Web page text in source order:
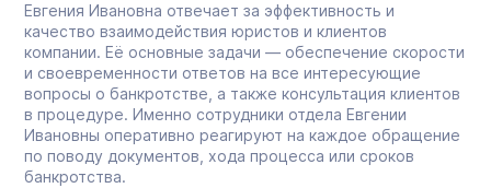
Евгения Ивановна отвечает за эффективность и
качество взаимодействия юристов и клиентов
компании. Её основные задачи — обеспечение скорости
и своевременности ответов на все интересующие
вопросы о банкротстве, а также консультация клиентов
в процедуре. Именно сотрудники отдела Евгении
Ивановны оперативно реагируют на каждое обращение
по поводу документов, хода процесса или сроков
банкротства.